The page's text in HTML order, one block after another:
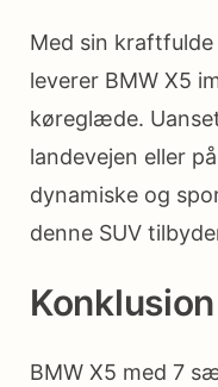
Med sin
leverer BMW X5
køreglæde.
landevejen eller
dynamiske og
denne SUV
Konklusion
BMW X5 med 7